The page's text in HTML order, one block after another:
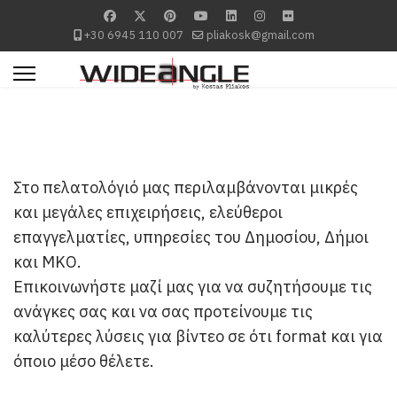
+30 6945 110 007 pliakosk@gmail.com
Στο πελατολόγιό μας περιλαμβάνονται μικρές
και μεγάλες επιχειρήσεις, ελεύθεροι
επαγγελματίες, υπηρεσίες του Δημοσίου, Δήμοι
και ΜΚΟ.
Επικοινωνήστε μαζί μας για να συζητήσουμε τις
ανάγκες σας και να σας προτείνουμε τις
καλύτερες λύσεις για βίντεο σε ότι format και για
όποιο μέσο θέλετε.